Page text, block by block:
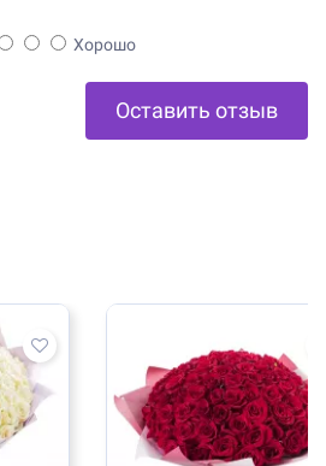
Хорошо
Оставить отзыв